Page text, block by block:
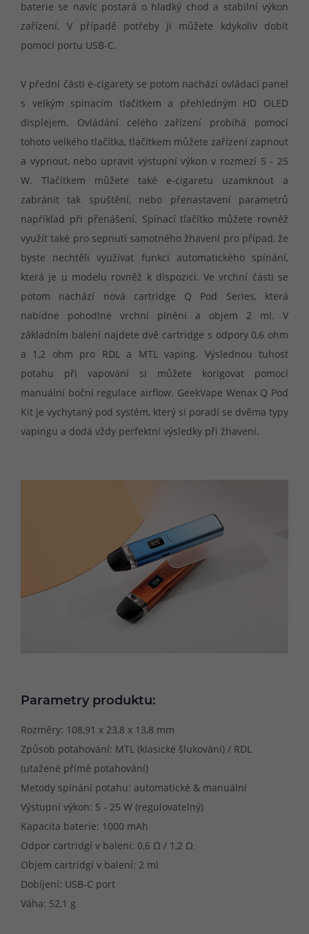
baterie se navíc postará o hladký chod a stabilní výkon
zařízení. V případě potřeby ji můžete kdykoliv dobít
pomocí portu USB-C.
V přední části e-cigarety se potom nachází ovládací panel
s velkým spínacím tlačítkem a přehledným HD OLED
displejem. Ovládání celého zařízení probíhá pomocí
tohoto velkého tlačítka, tlačítkem můžete zařízení zapnout
a vypnout, nebo upravit výstupní výkon v rozmezí 5 - 25
W. Tlačítkem můžete také e-cigaretu uzamknout a
zabránit tak spuštění, nebo přenastavení parametrů
například při přenášení. Spínací tlačítko můžete rovněž
využít také pro sepnutí samotného žhavení pro případ, že
byste nechtěli využívat funkci automatického spínání,
která je u modelu rovněž k dispozici. Ve vrchní části se
potom nachází nová cartridge Q Pod Series, která
nabídne pohodlné vrchní plnění a objem 2 ml. V
základním balení najdete dvě cartridge s odpory 0,6 ohm
a 1,2 ohm pro RDL a MTL vaping. Výslednou tuhost
potahu při vapování si můžete korigovat pomocí
manuální boční regulace airflow. GeekVape Wenax Q Pod
Kit je vychytaný pod systém, který si poradí se dvěma typy
vapingu a dodá vždy perfektní výsledky při žhavení.
Parametry produktu:
Rozměry: 108,91 x 23,8 x 13,8 mm
Způsob potahování: MTL (klasické šlukování) / RDL
(utažené přímé potahování)
Metody spínání potahu: automatické & manuální
Výstupní výkon: 5 - 25 W (regulovatelný)
Kapacita baterie: 1000 mAh
Odpor cartridgí v balení: 0,6 Ω / 1,2 Ω
Objem cartridgí v balení: 2 ml
Dobíjení: USB-C port
Váha: 52,1 g